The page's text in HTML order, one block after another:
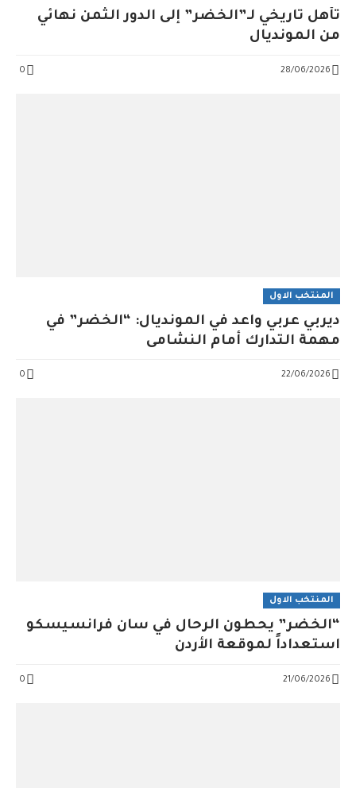
تأهل تاريخي لـ”الخضر” إلى الدور الثمن نهائي
من المونديال
28/06/2026
0
المنتخب الاول
ديربي عربي واعد في المونديال: “الخضر” في
مهمة التدارك أمام النشامى
22/06/2026
0
المنتخب الاول
“الخضر” يحطون الرحال في سان فرانسيسكو
استعداداً لموقعة الأردن
21/06/2026
0